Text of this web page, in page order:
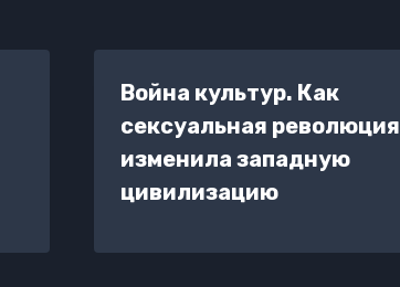
Война культур. Как
сексуальная революция
изменила западную
цивилизацию